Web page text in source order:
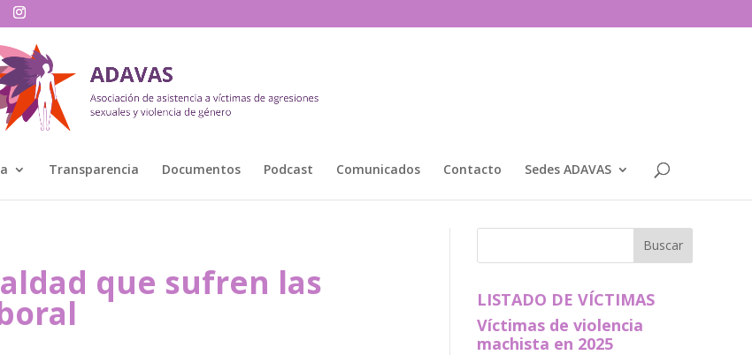
Transparencia Documentos Podcast Comunicados Contacto Sedes ADAVAS
que sufren las
LISTADO DE VÍCTIMAS
Víctimas de violencia
machista en 2025